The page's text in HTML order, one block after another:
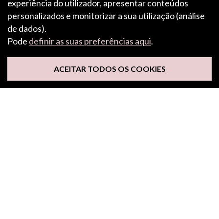
Características e inspiração
Sobre
experiência do utilizador, apresentar conteúdos
personalizados e monitorizar a sua utilização (análise
de dados).
Pode definir as suas preferências aqui.
ACEITAR TODOS OS COOKIES